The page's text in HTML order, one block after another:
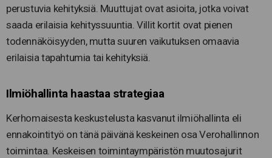
perustuvia kehityksiä. Muuttujat ovat asioita, jotka voivat
saada erilaisia kehityssuuntia. Villit kortit ovat pienen
todennäköisyyden, mutta suuren vaikutuksen omaavia
erilaisia tapahtumia tai kehityksiä.
Ilmiöhallinta haastaa strategiaa
Kerhomaisesta keskustelusta kasvanut ilmiöhallinta eli
ennakointityö on tänä päivänä keskeinen osa Verohallinnon
toimintaa. Keskeisen toimintaympäristön muutosajurit